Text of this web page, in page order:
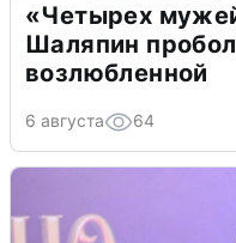
«Четырех
Шаляпин
возлюбленной
6 августа 64